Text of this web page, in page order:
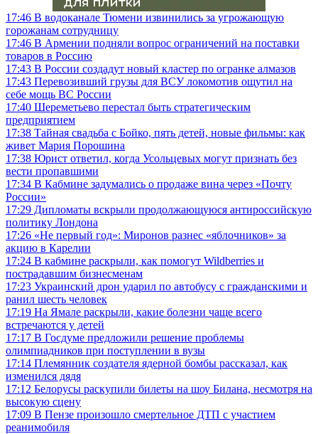
17:46 В водоканале Тюмени извинились за угрожающую
горожанам сотрудницу
17:46 В Армении подняли вопрос ограничений на поставки
товаров в Россию
17:43 В России создадут новый кластер по огранке алмазов
17:43 Перевозивший грузы для ВСУ локомотив ощутил на
себе мощь ВС России
17:40 Шереметьево перестал быть стратегическим
предприятием
17:38 Тайная свадьба с Бойко, пять детей, новые фильмы: как
живет Мария Порошина
17:38 Юрист ответил, когда Усольцевых могут признать без
вести пропавшими
17:34 В Кабмине задумались о продаже вина через «Почту
России»
17:29 Дипломаты вскрыли продолжающуюся антироссийскую
политику Лондона
17:26 «Не первый год»: Миронов разнес «яблочников» за
акцию в Карелии
17:24 В кабмине раскрыли, как помогут Wildberries и
пострадавшим бизнесменам
17:23 Украинский дрон ударил по автобусу с гражданскими и
ранил шесть человек
17:19 На Ямале раскрыли, какие болезни чаще всего
встречаются у детей
17:17 В Госдуме предложили решение проблемы
олимпиадников при поступлении в вузы
17:14 Племянник создателя ядерной бомбы рассказал, как
изменился дядя
17:12 Белорусы раскупили билеты на шоу Билана, несмотря на
высокую сцену
17:09 В Пензе произошло смертельное ДТП с участием
реанимобиля